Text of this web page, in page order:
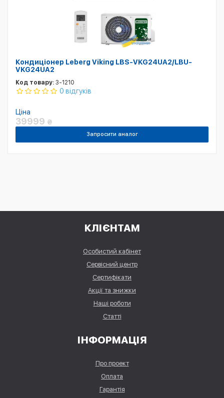
Кондиціонер Leberg Viking LBS-VKG24UA2/LBU-
VKG24UA2
Код товару: 3-1210
0 відгуків
Ціна
39999 ₴
Запросити аналог
КЛІЄНТАМ
Особистий кабінет
Сервісний центр
Сертифікати
Акції та знижки
Наші роботи
Статті
ІНФОРМАЦІЯ
Про проект
Оплата
Гарантія